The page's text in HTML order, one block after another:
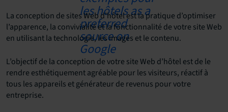
La conception de sites Web d’hôtel est la pratique d’optimiser
l’apparence, la convivialité et la fonctionnalité de votre site Web
en utilisant la technologie, les images et le contenu.
L’objectif de la conception de votre site Web d’hôtel est de le
rendre esthétiquement agréable pour les visiteurs, réactif à
tous les appareils et générateur de revenus pour votre
entreprise.